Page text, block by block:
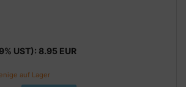
UST): 8.95 EUR
auf Lager